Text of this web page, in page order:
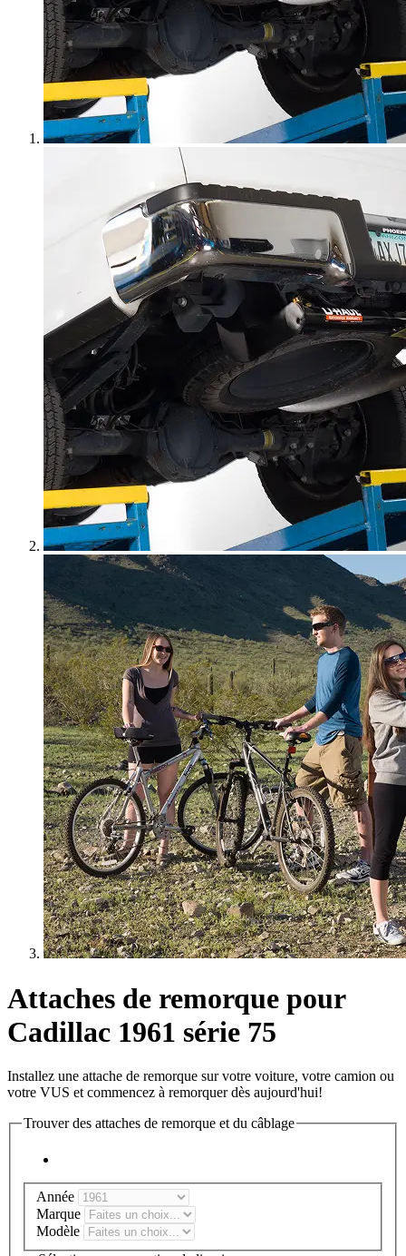
Attaches de remorque pour
Cadillac 1961 série 75
Installez une attache de remorque sur votre voiture, votre camion ou
votre VUS et commencez à remorquer dès aujourd'hui!
Trouver des attaches de remorque et du câblage
Année
Marque
Modèle